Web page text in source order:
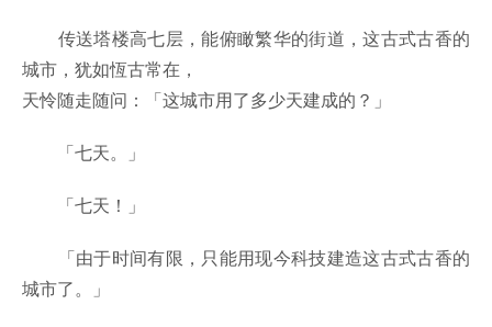
传送塔楼高七层，能俯瞰繁华的街道，这古式古香的
城市，犹如恆古常在，
天怜随走随问：「这城市用了多少天建成的？」
「七天。」
「七天！」
「由于时间有限，只能用现今科技建造这古式古香的
城市了。」